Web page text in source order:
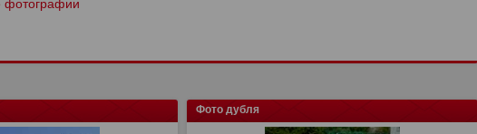
Фото дубля